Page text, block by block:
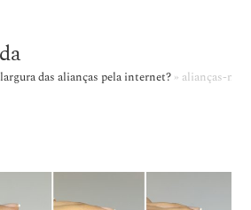
das alianças pela internet? » alianças-